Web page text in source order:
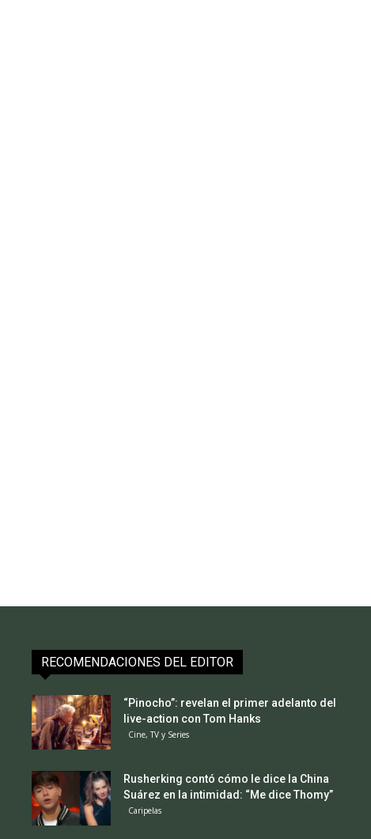
RECOMENDACIONES DEL EDITOR
“Pinocho”: revelan el primer adelanto del
live-action con Tom Hanks
Cine, TV y Series
Rusherking contó cómo le dice la China
Suárez en la intimidad: “Me dice Thomy”
Caripelas